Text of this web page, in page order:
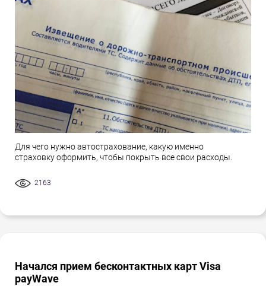
Для чего нужно автострахование, какую именно
страховку оформить, чтобы покрыть все свои расходы.
2163
Начался прием бесконтактных карт Visa
payWave